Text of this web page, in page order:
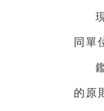
同單
的原